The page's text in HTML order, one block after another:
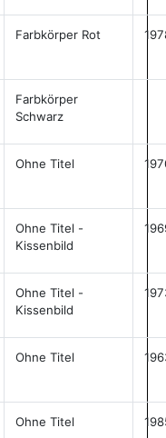
Farbkörper Rot
Farbkörper
Schwarz
Ohne Titel
Ohne Titel -
Kissenbild
Ohne Titel -
Kissenbild
Ohne Titel
Ohne Titel